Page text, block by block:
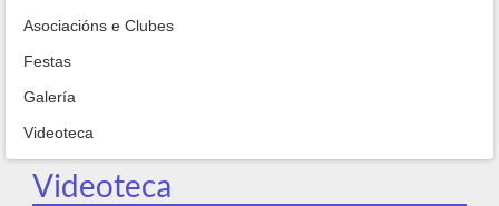
Asociacións e Clubes
Festas
Galería
Videoteca
Videoteca